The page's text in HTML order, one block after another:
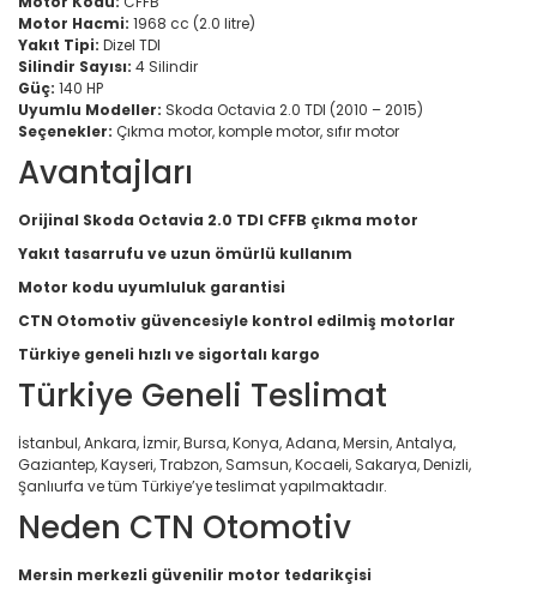
Motor Hacmi: 1968 cc (2.0 litre)
Yakıt Tipi: Dizel TDI
Silindir Sayısı: 4 Silindir
Güç: 140 HP
Uyumlu Modeller: Skoda Octavia 2.0 TDI (2010 – 2015)
Seçenekler: Çıkma motor, komple motor, sıfır motor
Avantajları
Orijinal Skoda Octavia 2.0 TDI CFFB çıkma motor
Yakıt tasarrufu ve uzun ömürlü kullanım
Motor kodu uyumluluk garantisi
CTN Otomotiv güvencesiyle kontrol edilmiş motorlar
Türkiye geneli hızlı ve sigortalı kargo
Türkiye Geneli Teslimat
İstanbul, Ankara, İzmir, Bursa, Konya, Adana, Mersin, Antalya,
Gaziantep, Kayseri, Trabzon, Samsun, Kocaeli, Sakarya, Denizli,
Şanlıurfa ve tüm Türkiye’ye teslimat yapılmaktadır.
Neden CTN Otomotiv
Mersin merkezli güvenilir motor tedarikçisi